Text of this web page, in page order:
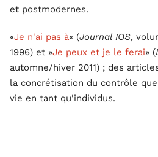
et postmodernes.
«Je n'ai pas à« (Journal IOS,
1996) et »Je peux et je le ferai» (
automne/hiver 2011) ; des
la concrétisation du contrôle
vie en tant qu'individus.